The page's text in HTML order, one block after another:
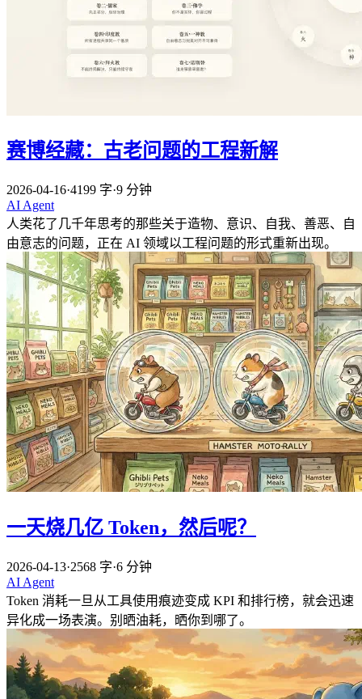
赛博经藏：古老问题的工程新解
2026-04-16·4199 字·9 分钟
AI Agent
人类花了几千年思考的那些关于造物、意识、自我、善恶、自
由意志的问题，正在 AI 领域以工程问题的形式重新出现。
一天烧几亿 Token，然后呢？
2026-04-13·2568 字·6 分钟
AI Agent
Token 消耗一旦从工具使用痕迹变成 KPI 和排行榜，就会迅速
异化成一场表演。别晒油耗，晒你到哪了。